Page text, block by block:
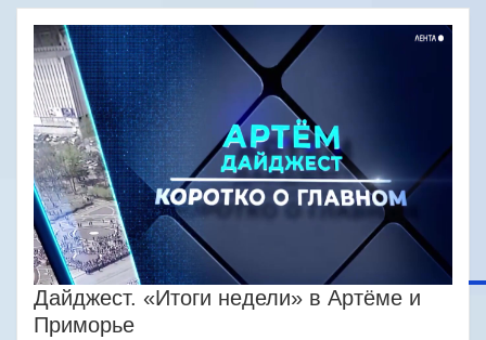
Дайджест. «Итоги недели» в Артёме и
Приморье